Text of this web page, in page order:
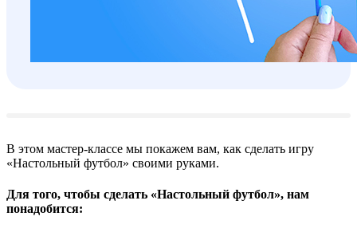
В этом мастер-классе мы покажем вам, как сделать игру
«Настольный футбол» своими руками.
Для того, чтобы сделать «Настольный футбол», нам
понадобится: